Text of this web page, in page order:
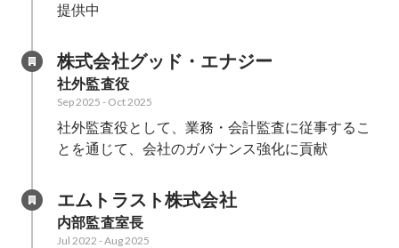
提供中
株式会社グッド・エナジー
社外監査役
Sep 2025 - Oct 2025
社外監査役として、業務・会計監査に従事するこ
とを通じて、会社のガバナンス強化に貢献
エムトラスト株式会社
内部監査室長
Jul 2022 -Aug 2025